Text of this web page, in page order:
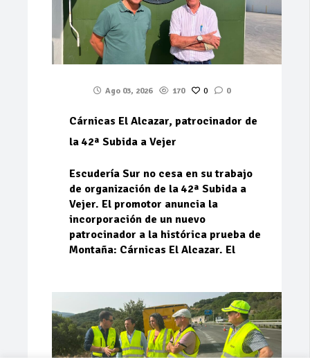
Ago 03, 2026 170 0 0
Cárnicas El Alcazar, patrocinador de
la 42ª Subida a Vejer
Escudería Sur no cesa en su trabajo
de organización de la 42ª Subida a
Vejer. El promotor anuncia la
incorporación de un nuevo
patrocinador a la histórica prueba de
Montaña: Cárnicas El Alcazar. El